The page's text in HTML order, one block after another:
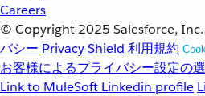
Careers
© Copyright 2025 Salesforce, Inc.
バシー Privacy Shield 利用規約
お客様によるプライバシー設定の
Link to MuleSoft Linkedin profile